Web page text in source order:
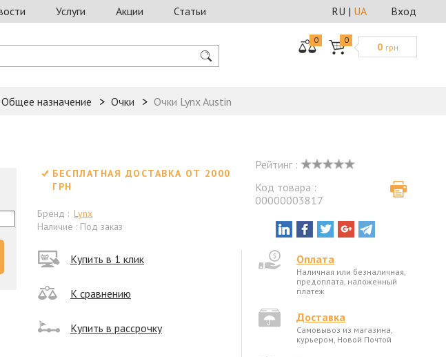
Услуги Акции Статьи Вход
RU | UA
0 0
0 грн
Общее назначение Очки Очки Lynx Austin
Рейтинг :
Код товара :
00000003817
Оплата
Наличная или безналичная,
предоплата, наложенный
платеж
Доставка
Самовывоз из магазина,
курьером, Новой Почтой
БЕСПЛАТНАЯ ДОСТАВКА ОТ 2000
ГРН
Бренд : Lynx
Наличие : Под заказ
Купить в 1 клик
К сравнению
Купить в рассрочку